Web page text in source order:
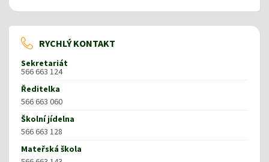
RYCHLÝ KONTAKT
Sekretariát
566 663 124
Ředitelka
566 663 060
Školní jídelna
566 663 128
Mateřská škola